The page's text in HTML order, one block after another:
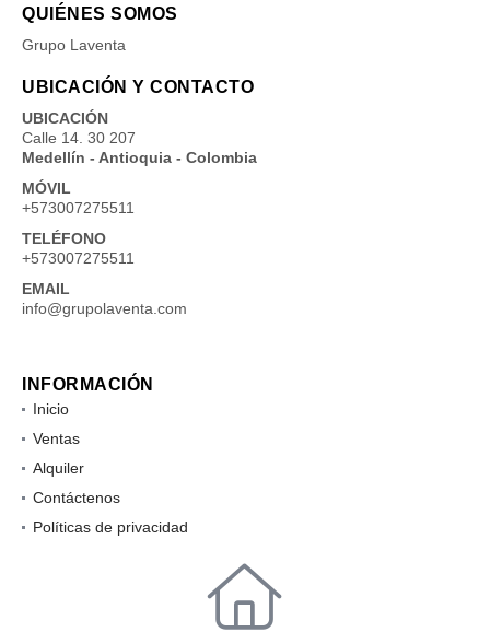
QUIÉNES SOMOS
Grupo Laventa
UBICACIÓN Y CONTACTO
UBICACIÓN
Calle 14. 30 207
Medellín - Antioquia - Colombia
MÓVIL
+573007275511
TELÉFONO
+573007275511
EMAIL
info@grupolaventa.com
INFORMACIÓN
Inicio
Ventas
Alquiler
Contáctenos
Políticas de privacidad